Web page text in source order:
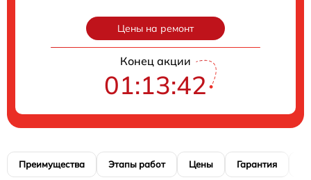
Цены на ремонт
Конец акции
01:13:41
Преимущества Этапы работ Цены Гарантия